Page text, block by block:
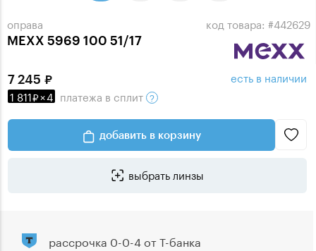
оправа
MEXX 5969 100 51/17
код товара: #442629
7 245
1 811 ×4 платежа в сплит
есть в наличии
добавить в корзину
выбрать линзы
рассрочка 0-0-4 от Т-банка